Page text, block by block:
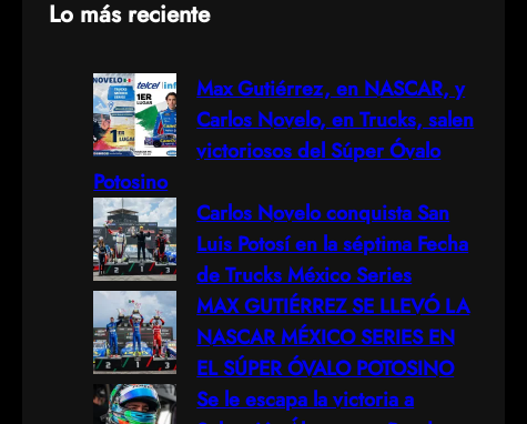
Lo más reciente
Max Gutiérrez, en NASCAR, y
Carlos Novelo, en Trucks, salen
victoriosos del Súper Óvalo
Potosino
Carlos Novelo conquista San
Luis Potosí en la séptima Fecha
de Trucks México Series
MAX GUTIÉRREZ SE LLEVÓ LA
NASCAR MÉXICO SERIES EN
EL SÚPER ÓVALO POTOSINO
Se le escapa la victoria a